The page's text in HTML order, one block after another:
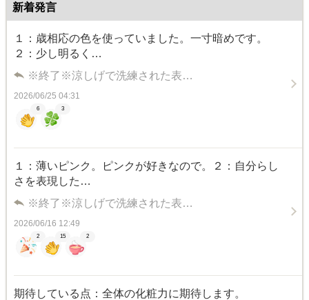
新着発言
１：歳相応の色を使っていました。一寸暗めです。
２：少し明るく…
※終了※涼しげで洗練された表…
2026/06/25 04:31
6 3
１：薄いピンク。ピンクが好きなので。２：自分らし
さを表現した…
※終了※涼しげで洗練された表…
2026/06/16 12:49
2 15 2
期待している点：全体の化粧力に期待します。